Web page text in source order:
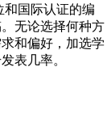
和国际认证的编
无论选择何种方
和偏好，加选学
表几率。